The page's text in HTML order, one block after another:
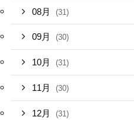
08月 (31)
09月 (30)
10月 (31)
11月 (30)
12月 (31)